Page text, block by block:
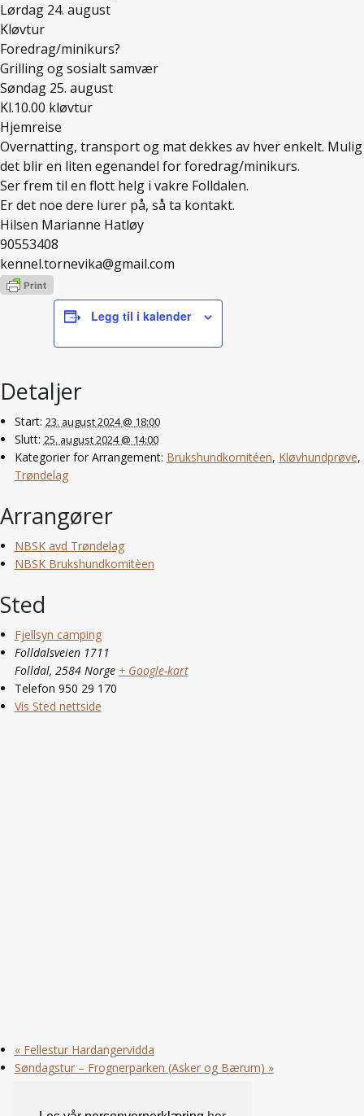
Lørdag 24. august
Kløvtur
Foredrag/minikurs?
Grilling og sosialt samvær
Søndag 25. august
Kl.10.00 kløvtur
Hjemreise
Overnatting, transport og mat dekkes av hver enkelt. Mulig
det blir en liten egenandel for foredrag/minikurs.
Ser frem til en flott helg i vakre Folldalen.
Er det noe dere lurer på, så ta kontakt.
Hilsen Marianne Hatløy
90553408
kennel.tornevika@gmail.com
Legg til i kalender
Detaljer
Start: 23. august 2024 @ 18:00
Slutt: 25. august 2024 @ 14:00
Kategorier for Arrangement: Brukshundkomitéen, Kløvhundprøve,
Trøndelag
Arrangører
NBSK avd Trøndelag
NBSK Brukshundkomitèen
Sted
Fjellsyn camping
Folldalsveien 1711
Folldal, 2584 Norge + Google-kart
Telefon 950 29 170
Vis Sted nettside
«Fellestur Hardangervidda
Søndagstur – Frognerparken (Asker og Bærum) »